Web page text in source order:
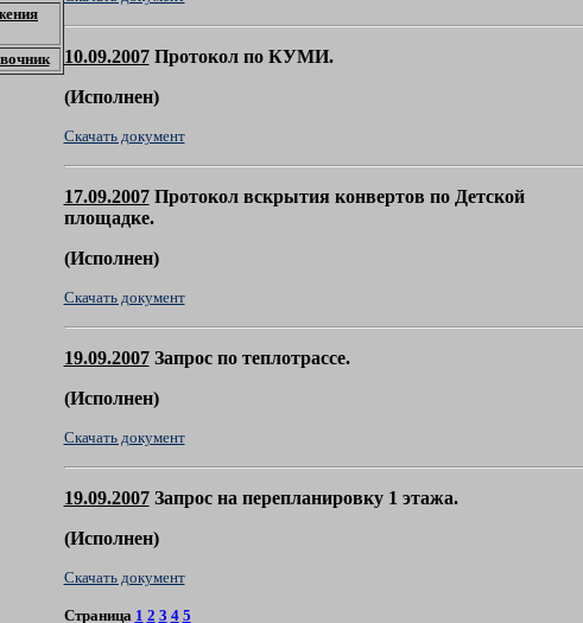
10.09.2007 Протокол по КУМИ.
(Исполнен)
Скачать документ
17.09.2007 Протокол вскрытия конвертов по Детской
площадке.
(Исполнен)
Скачать документ
19.09.2007Запрос по теплотрассе.
(Исполнен)
Скачать документ
19.09.2007Запрос на перепланировку 1 этажа.
(Исполнен)
Скачать документ
Страница 1 2 3 4 5